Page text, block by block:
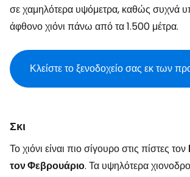
σε χαμηλότερα υψόμετρα, καθώς συχνά
άφθονο χιόνι πάνω από τα 1.500 μέτρα.
Κλείστε το ξενοδοχείο σας εκ των
Σκι
Το χιόνι είναι πιο σίγουρο στις πίστες τον
τον Φεβρουάριο. Τα υψηλότερα